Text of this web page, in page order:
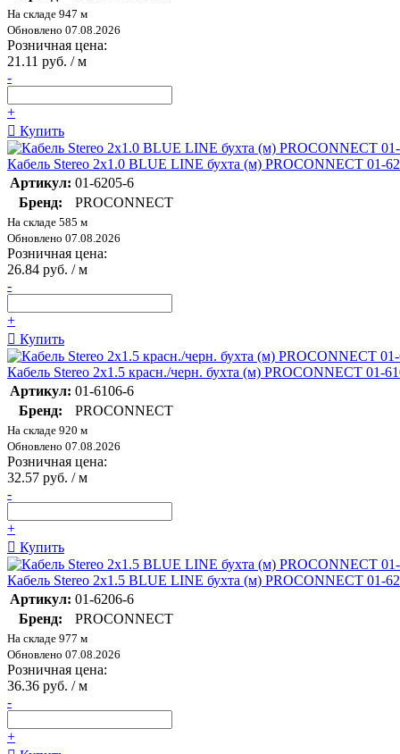
На складе 947 м
Обновлено 07.08.2026
Розничная цена:
21.11 руб. / м
-
+
Купить
Кабель Stereo 2х1.0 BLUE LINE бухта (м) PROCONNECT 01-
Артикул: 01-6205-6
Бренд:
PROCONNECT
На складе 585 м
Обновлено 07.08.2026
Розничная цена:
26.84 руб. / м
-
+
Купить
Кабель Stereo 2х1.5 красн./черн. бухта (м) PROCONNECT 01-
Артикул: 01-6106-6
Бренд:
PROCONNECT
На складе 920 м
Обновлено 07.08.2026
Розничная цена:
32.57 руб. / м
-
+
Купить
Кабель Stereo 2х1.5 BLUE LINE бухта (м) PROCONNECT 01-
Артикул: 01-6206-6
Бренд:
PROCONNECT
На складе 977 м
Обновлено 07.08.2026
Розничная цена:
36.36 руб. / м
-
+